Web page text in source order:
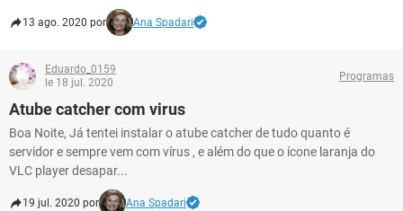
13 ago. 2020 por Ana Spadari
Eduardo_0159
le 18 jul. 2020
Programas
Atube catcher com virus
Boa Noite, Já tentei instalar o atube catcher de tudo quanto é
servidor e sempre vem com vírus , e além do que o ícone laranja do
VLC player desapar...
19 jul. 2020 por Ana Spadari